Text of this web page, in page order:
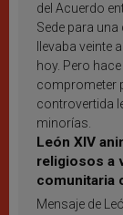
del Acuerdo
Sede para
llevaba
hoy. Pero
comprometer
controvertida
minorías.
León XIV
religiosos a
comunitaria
inspiración y
Mensaje de